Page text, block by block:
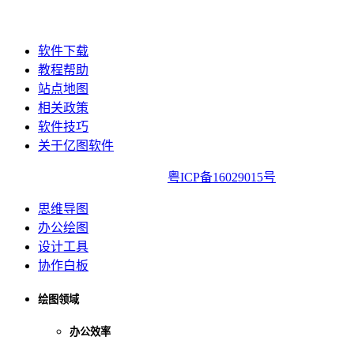
软件下载
教程帮助
站点地图
相关政策
软件技巧
关于亿图软件
粤ICP备16029015号
思维导图
办公绘图
设计工具
协作白板
绘图领域
办公效率